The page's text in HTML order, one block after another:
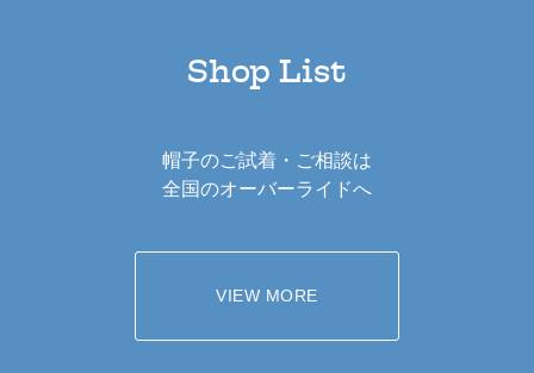
Shop List
帽子のご試着・ご相談は
全国のオーバーライドへ
VIEW MORE